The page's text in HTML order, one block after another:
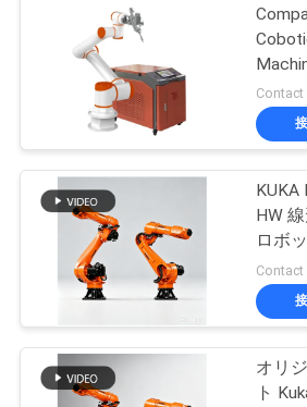
PRIVACY
POLICY
ン
宝石類レー
Contact
KUKA
HW
ロボ
溶接
オリ
ト